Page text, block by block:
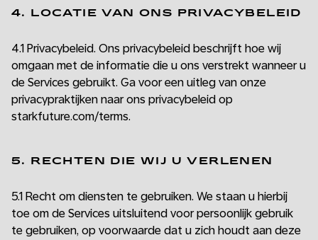
4. LOCATIE VAN ONS PRIVACYBELEID
4.1 Privacybeleid. Ons privacybeleid beschrijft hoe wij
omgaan met de informatie die u ons verstrekt wanneer u
de Services gebruikt. Ga voor een uitleg van onze
privacypraktijken naar ons privacybeleid op
starkfuture.com/terms.
5. RECHTEN DIE WIJ U VERLENEN
5.1 Recht om diensten te gebruiken. We staan u hierbij
toe om de Services uitsluitend voor persoonlijk gebruik
te gebruiken, op voorwaarde dat u zich houdt aan deze